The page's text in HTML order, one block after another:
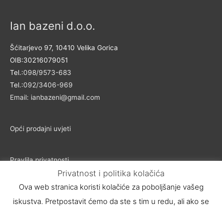
Ian bazeni d.o.o.
Šćitarjevo 97, 10410 Velika Gorica
OIB:30216079051
Tel.:098/9573-683
Tel.:092/3406-969
Email: ianbazeni@gmail.com
Opći prodajni uvjeti
Pravlila privatnosti
Privatnost i politika kolačića
Ova web stranica koristi kolačiće za poboljšanje vašeg
iskustva. Pretpostavit ćemo da ste s tim u redu, ali ako se